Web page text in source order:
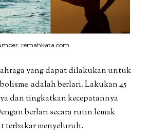
remahkata.com
yang dapat dilakukan untuk
adalah berlari. Lakukan 45
dan tingkatkan kecepatannya
berlari secara rutin lemak
terbakar menyeluruh.